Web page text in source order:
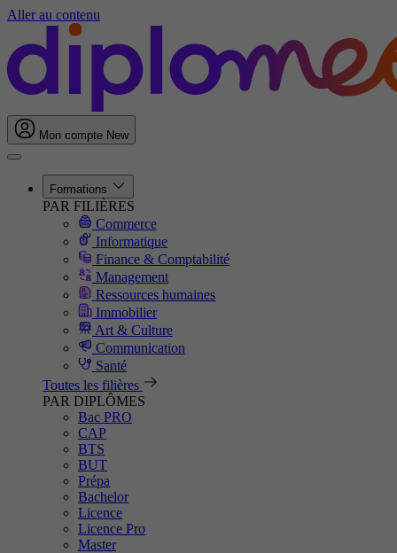
Aller au contenu
Mon compte New
Formations
PAR FILIÈRES
Commerce
Informatique
Finance & Comptabilité
Management
Ressources humaines
Immobilier
Art & Culture
Communication
Santé
Toutes les filières
PAR DIPLÔMES
Bac PRO
CAP
BTS
BUT
Prépa
Bachelor
Licence
Licence Pro
Master